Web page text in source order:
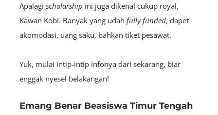
Apalagi scholarship ini juga dikenal cukup royal,
Kawan Kobi. Banyak yang udah fully funded, dapet
akomodasi, uang saku, bahkan tiket pesawat.
Yuk, mulai intip-intip infonya dari sekarang, biar
enggak nyesel belakangan!
Emang Benar Beasiswa Timur Tengah